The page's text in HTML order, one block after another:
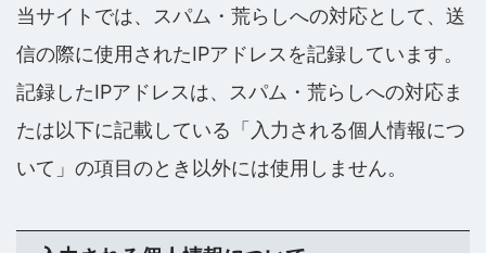
当サイトでは、スパム・荒らしへの対応として、送
信の際に使用されたIPアドレスを記録しています。
記録したIPアドレスは、スパム・荒らしへの対応ま
たは以下に記載している「入力される個人情報につ
いて」の項目のとき以外には使用しません。